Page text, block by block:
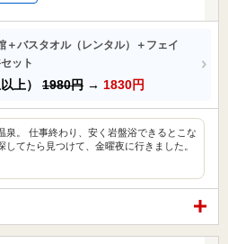
＋バスタオル（レンタル）＋フェイ
ット
上） 1980円 → 1830円
泉。 仕事終わり、安く岩盤浴できるとこな
してたら見つけて、金曜夜に行きました。